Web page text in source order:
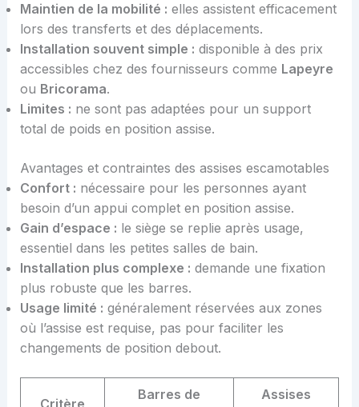
Maintien de la mobilité : elles assistent efficacement
lors des transferts et des déplacements.
Installation souvent simple : disponible à des prix
accessibles chez des fournisseurs comme Lapeyre
ou Bricorama.
Limites : ne sont pas adaptées pour un support
total de poids en position assise.
Avantages et contraintes des assises escamotables
Confort : nécessaire pour les personnes ayant
besoin d’un appui complet en position assise.
Gain d’espace : le siège se replie après usage,
essentiel dans les petites salles de bain.
Installation plus complexe : demande une fixation
plus robuste que les barres.
Usage limité : généralement réservées aux zones
où l’assise est requise, pas pour faciliter les
changements de position debout.
Barres de
Assises